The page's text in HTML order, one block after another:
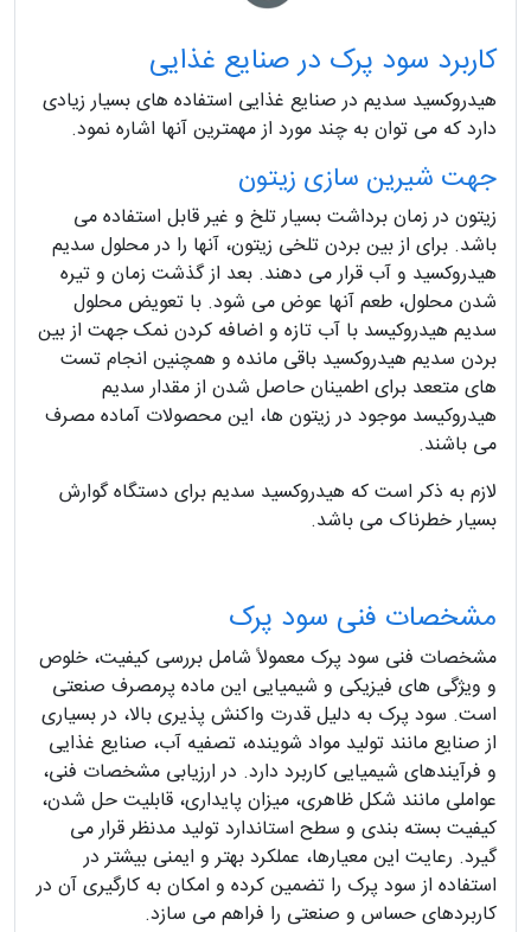
کاربرد سود پرک در صنایع غذایی
هیدروکسید سدیم در صنایع غذایی استفاده های بسیار زیادی
دارد که می توان به چند مورد از مهمترین آنها اشاره نمود.
جهت شیرین سازی زیتون
زیتون در زمان برداشت بسیار تلخ و غیر قابل استفاده می
باشد. برای از بین بردن تلخی زیتون، آنها را در محلول سدیم
هیدروکسید و آب قرار می دهند. بعد از گذشت زمان و تیره
شدن محلول، طعم آنها عوض می شود. با تعویض محلول
سدیم هیدروکیسد با آب تازه و اضافه کردن نمک جهت از بین
بردن سدیم هیدروکسید باقی مانده و همچنین انجام تست
های متععد برای اطمینان حاصل شدن از مقدار سدیم
هیدروکیسد موجود در زیتون ها، این محصولات آماده مصرف
می باشند.
لازم به ذکر است که هیدروکسید سدیم برای دستگاه گوارش
بسیار خطرناک می باشد.
مشخصات فنی سود پرک
مشخصات فنی سود پرک معمولاً شامل بررسی کیفیت، خلوص
و ویژگی‌ های فیزیکی و شیمیایی این ماده پرمصرف صنعتی
است. سود پرک به دلیل قدرت واکنش‌ پذیری بالا، در بسیاری
از صنایع مانند تولید مواد شوینده، تصفیه آب، صنایع غذایی
و فرآیندهای شیمیایی کاربرد دارد. در ارزیابی مشخصات فنی،
عواملی مانند شکل ظاهری، میزان پایداری، قابلیت حل شدن،
کیفیت بسته‌ بندی و سطح استاندارد تولید مدنظر قرار می‌
گیرد. رعایت این معیارها، عملکرد بهتر و ایمنی بیشتر در
استفاده از سود پرک را تضمین کرده و امکان به‌ کارگیری آن در
کاربردهای حساس و صنعتی را فراهم می‌ سازد.